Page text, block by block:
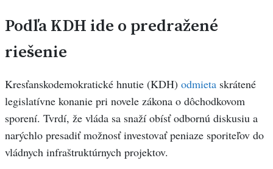
Podľa KDH ide o predražené
riešenie
Kresťanskodemokratické hnutie (KDH) odmieta skrátené
legislatívne konanie pri novele zákona o dôchodkovom
sporení. Tvrdí, že vláda sa snaží obísť odbornú diskusiu a
narýchlo presadiť možnosť investovať peniaze sporiteľov do
vládnych infraštruktúrnych projektov.